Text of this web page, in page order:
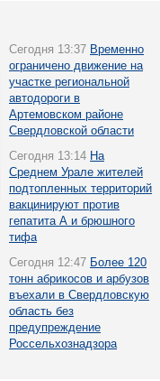
Сегодня 13:37 Временно
ограничено движение на
участке региональной
автодороги в
Артемовском районе
Свердловской области
Сегодня 13:14 На
Среднем Урале жителей
подтопленных территорий
вакцинируют против
гепатита А и брюшного
тифа
Сегодня 12:47 Более 120
тонн абрикосов и арбузов
въехали в Свердловскую
область без
предупреждение
Россельхознадзора